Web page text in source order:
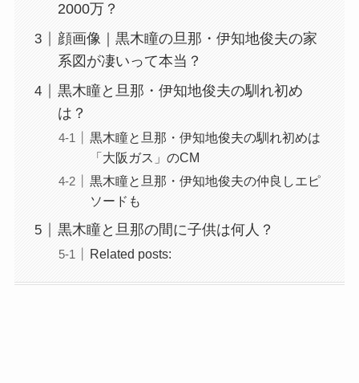
2000万？
顔画像｜黒木瞳の旦那・伊知地俊夫の家
系図が凄いって本当？
黒木瞳と旦那・伊知地俊夫の馴れ初め
は？
黒木瞳と旦那・伊知地俊夫の馴れ初めは
「大阪ガス」のCM
黒木瞳と旦那・伊知地俊夫の仲良しエピ
ソードも
黒木瞳と旦那の間に子供は何人？
Related posts: